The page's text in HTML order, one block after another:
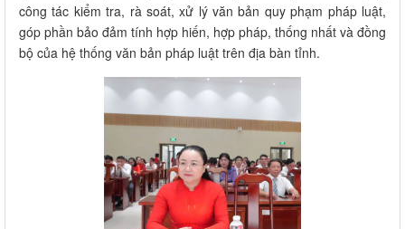
công tác kiểm tra, rà soát, xử lý văn bản quy phạm pháp luật,
góp phần bảo đảm tính hợp hiến, hợp pháp, thống nhất và đồng
bộ của hệ thống văn bản pháp luật trên địa bàn tỉnh.